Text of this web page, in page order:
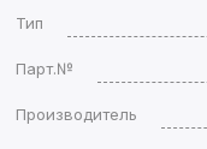
Тип
Парт.№
Производитель